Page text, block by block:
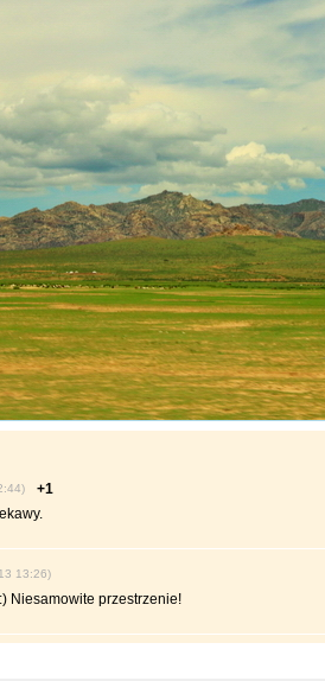
+1
13:26)
Niesamowite przestrzenie!